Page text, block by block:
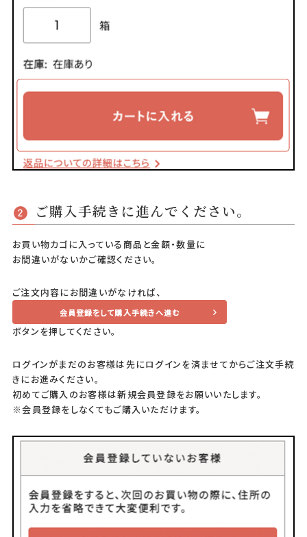
2 ご購入手続きに進んでください。
お買い物カゴに入っている商品と金額・数量に
お間違いがないかご確認ください。
ご注文内容にお間違いがなければ、
会員登録をして購入手続きへ進む
ボタンを押してください。
ログインがまだのお客様は先にログインを済ませてからご注文手続
きにお進みください。
初めてご購入のお客様は新規会員登録をお願いいたします。
※会員登録をしなくてもご購入いただけます。